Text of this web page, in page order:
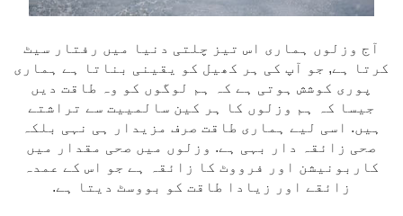
آج وزلوں ہماری اس تیز چلتی دنیا میں رفتار سیٹ
کرتا ہے, جو آپ کی ہر کھیل کو یقینی بناتا ہے ہماری
پوری کوشش ہوتی ہے کہ ہم لوگوں کو وہ طاقت دیں
جیسا کہ ہم وزلوں کا ہر کین سالمییت سے تراشتے
ہیں. اسی لیے ہماری طاقت صرف مزیدار ہی نہی بلکہ
صحی زائقہ دار بہی ہے. وزلوں میں صحی مقدار میں
کاربونیشن اور فرووٹ کا زائقہ ہے جو اس کے عمدہ
زائقے اور زیادا طاقت کو بووسٹ دیتا ہے.